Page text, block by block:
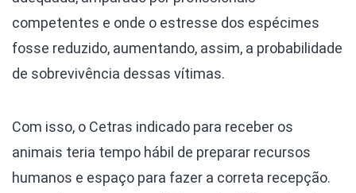
competentes e onde o estresse dos espécimes
fosse reduzido, aumentando, assim, a probabilidade
de sobrevivência dessas vítimas.
Com isso, o Cetras indicado para receber os
animais teria tempo hábil de preparar recursos
humanos e espaço para fazer a correta recepção.